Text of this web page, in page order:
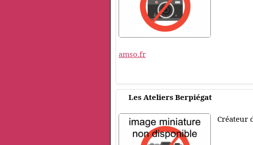
amso.fr
Les Ateliers Berpiégat
Créateur